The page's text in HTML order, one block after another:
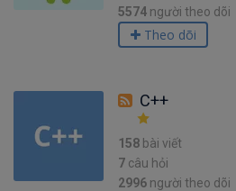
5574 người theo dõi
Theo dõi
C++
158 bài viết
7 câu hỏi
2996 người theo dõi